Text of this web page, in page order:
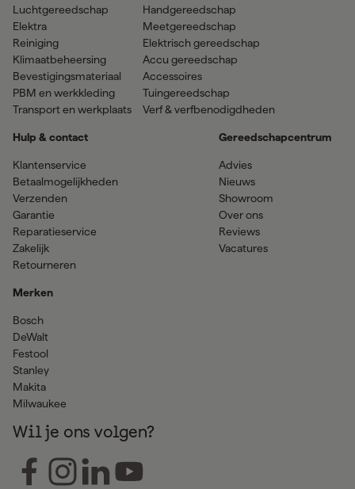
Luchtgereedschap
Elektra
Reiniging
Klimaatbeheersing
Bevestigingsmateriaal
PBM en werkkleding
Transport en werkplaats
Handgereedschap
Meetgereedschap
Elektrisch gereedschap
Accu gereedschap
Accessoires
Tuingereedschap
Verf & verfbenodigdheden
Hulp & contact
Klantenservice
Betaalmogelijkheden
Verzenden
Garantie
Reparatieservice
Zakelijk
Retourneren
Merken
Bosch
DeWalt
Festool
Stanley
Makita
Milwaukee
Gereedschapcentrum
Advies
Nieuws
Showroom
Over ons
Reviews
Vacatures
Wil je ons volgen?